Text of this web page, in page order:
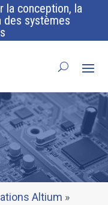
la conception, la
des systèmes
Altium »